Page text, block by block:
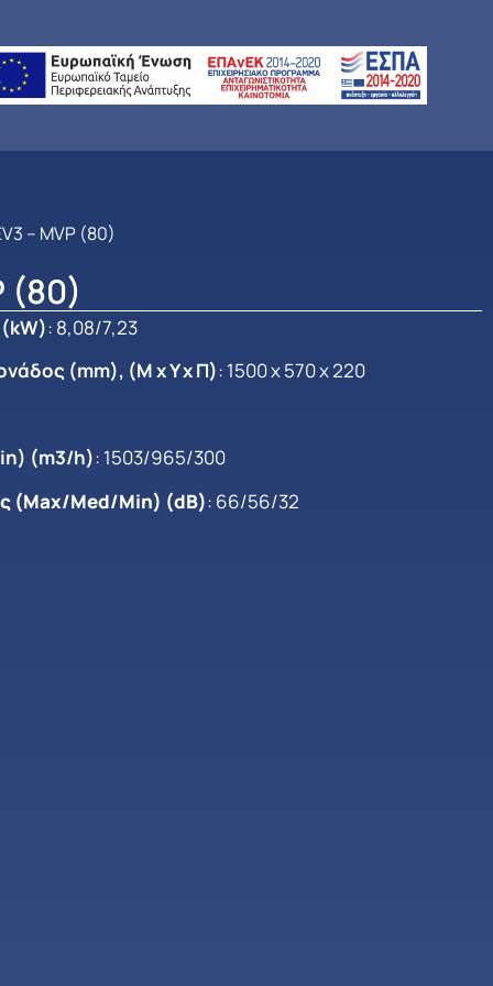
– MVP (80)
(80)
: 8,08/7,23
(mm), (Μ x Y x Π): 1500 x 570 x 220
(m3/h): 1503/965/300
(Max/Med/Min) (dB): 66/56/32